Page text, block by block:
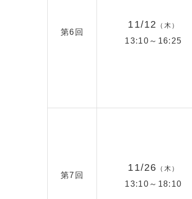
第6回
11/12 （木）
13:10～16:25
第7回
11/26 （木）
13:10～18:10